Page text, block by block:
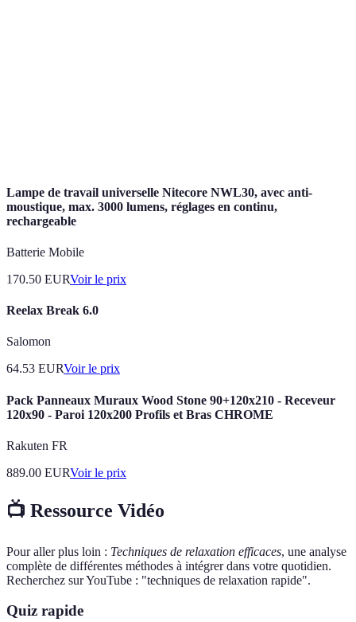
Lampe de travail universelle Nitecore NWL30, avec anti-
moustique, max. 3000 lumens, réglages en continu,
rechargeable
Batterie Mobile
170.50 EURVoir le prix
Reelax Break 6.0
Salomon
64.53 EURVoir le prix
Pack Panneaux Muraux Wood Stone 90+120x210 - Receveur
120x90 - Paroi 120x200 Profils et Bras CHROME
Rakuten FR
889.00 EURVoir le prix
📺 Ressource Vidéo
Pour aller plus loin : Techniques de relaxation efficaces, une analyse
complète de différentes méthodes à intégrer dans votre quotidien.
Recherchez sur YouTube : "techniques de relaxation rapide".
Quiz rapide